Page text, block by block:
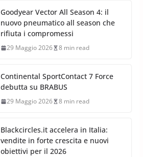
Goodyear Vector All Season 4: il
nuovo pneumatico all season che
rifiuta i compromessi
29 Maggio 2026 8 min read
Continental SportContact 7 Force
debutta su BRABUS
29 Maggio 2026 8 min read
Blackcircles.it accelera in Italia:
vendite in forte crescita e nuovi
obiettivi per il 2026